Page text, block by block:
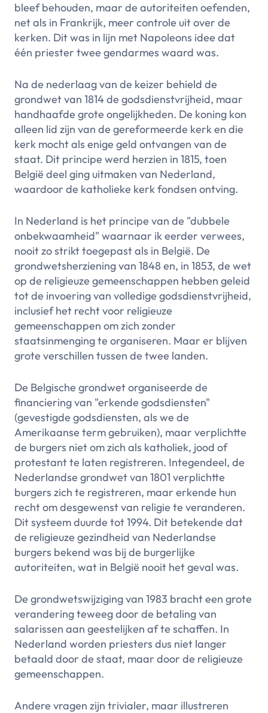
bleef behouden, maar de autoriteiten oefenden,
net als in Frankrijk, meer controle uit over de
kerken. Dit was in lijn met Napoleons idee dat
één priester twee gendarmes waard was.
Na de nederlaag van de keizer behield de
grondwet van 1814 de godsdienstvrijheid, maar
handhaafde grote ongelijkheden. De koning kon
alleen lid zijn van de gereformeerde kerk en die
kerk mocht als enige geld ontvangen van de
staat. Dit principe werd herzien in 1815, toen
België deel ging uitmaken van Nederland,
waardoor de katholieke kerk fondsen ontving.
In Nederland is het principe van de "dubbele
onbekwaamheid" waarnaar ik eerder verwees,
nooit zo strikt toegepast als in België. De
grondwetsherziening van 1848 en, in 1853, de wet
op de religieuze gemeenschappen hebben geleid
tot de invoering van volledige godsdienstvrijheid,
inclusief het recht voor religieuze
gemeenschappen om zich zonder
staatsinmenging te organiseren. Maar er blijven
grote verschillen tussen de twee landen.
De Belgische grondwet organiseerde de
financiering van "erkende godsdiensten"
(gevestigde godsdiensten, als we de
Amerikaanse term gebruiken), maar verplichtte
de burgers niet om zich als katholiek, jood of
protestant te laten registreren. Integendeel, de
Nederlandse grondwet van 1801 verplichtte
burgers zich te registreren, maar erkende hun
recht om desgewenst van religie te veranderen.
Dit systeem duurde tot 1994. Dit betekende dat
de religieuze gezindheid van Nederlandse
burgers bekend was bij de burgerlijke
autoriteiten, wat in België nooit het geval was.
De grondwetswijziging van 1983 bracht een grote
verandering teweeg door de betaling van
salarissen aan geestelijken af te schaffen. In
Nederland worden priesters dus niet langer
betaald door de staat, maar door de religieuze
gemeenschappen.
Andere vragen zijn trivialer, maar illustreren